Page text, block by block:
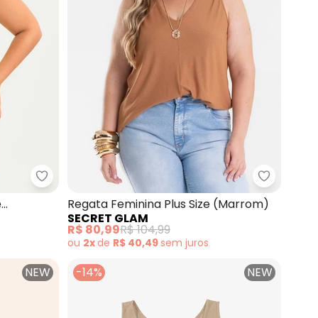
(Caramelo)
Cativa - Regata Plus Size em Viscose (Caramelo)
Secret
Regata Feminina Plus Size (Marrom)
SECRET GLAM
R$ 80,99R$ 104,99
ou 2xde R$ 40,49sem juros
NEW -14% NEW